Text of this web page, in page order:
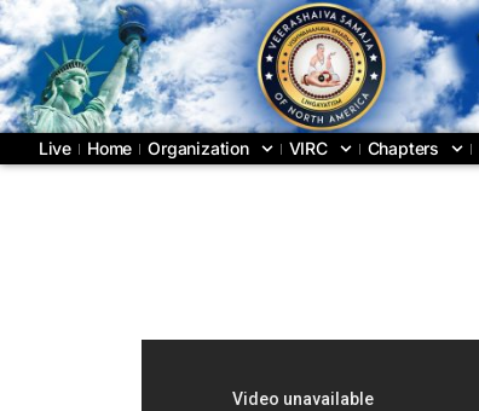
Live Home Organization VIRC Chapters